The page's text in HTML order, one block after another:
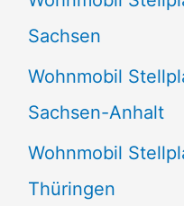
Sachsen
Wohnmobil
Sachsen-Anhalt
Wohnmobil
Thüringen